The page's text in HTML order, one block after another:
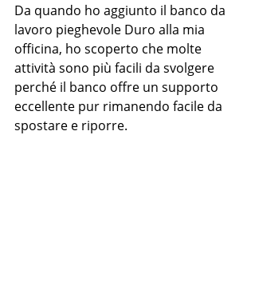
Da quando ho aggiunto il banco da
lavoro pieghevole Duro alla mia
officina, ho scoperto che molte
attività sono più facili da svolgere
perché il banco offre un supporto
eccellente pur rimanendo facile da
spostare e riporre.